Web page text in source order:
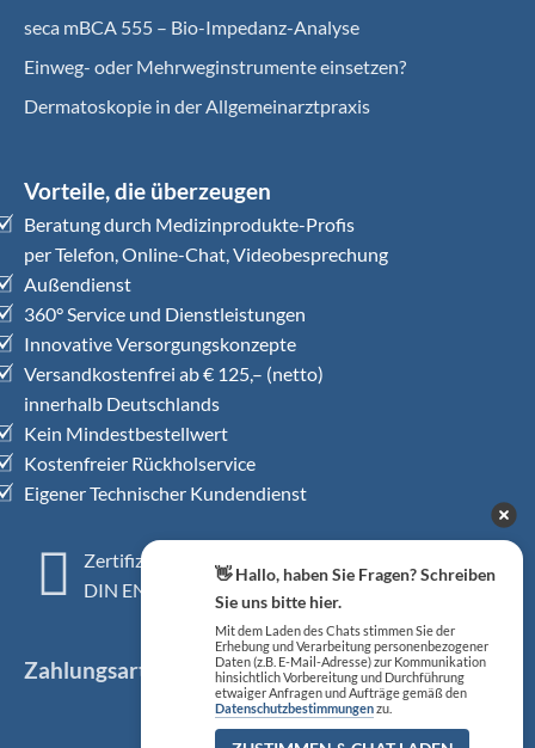
seca mBCA 555 – Bio-Impedanz-Analyse
Einweg- oder Mehrweginstrumente einsetzen?
Dermatoskopie in der Allgemeinarztpraxis
Vorteile, die überzeugen
Beratung durch Medizinprodukte-Profis
per Telefon, Online-Chat, Videobesprechung
Außendienst
360° Service und Dienstleistungen
Innovative Versorgungskonzepte
Versandkostenfrei ab € 125,– (netto)
innerhalb Deutschlands
Kein Mindestbestellwert
Kostenfreier Rückholservice
Eigener Technischer Kundendienst
Zertifiziertes QM-System
DIN EN ISO 13485
Zahlungsarten
👋 Hallo, haben Sie Fragen? Schreiben
Sie uns bitte hier.
Mit dem Laden des Chats stimmen Sie der
Erhebung und Verarbeitung personenbezogener
Daten (z.B. E-Mail-Adresse) zur Kommunikation
hinsichtlich Vorbereitung und Durchführung
etwaiger Anfragen und Aufträge gemäß den
Datenschutzbestimmungenzu.